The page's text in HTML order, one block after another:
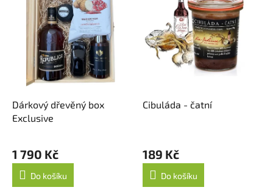
Dárkový dřevěný box
Exclusive
1 790 Kč
Do košíku
Cibuláda - čatní
189 Kč
Do košíku